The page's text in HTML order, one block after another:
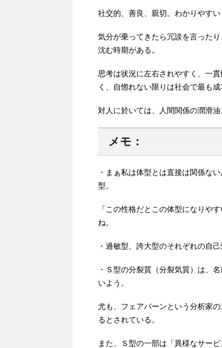
社交的、善良、親切。わかりやすい
気分が乗ってきたら冗談を言った
沈む時期がある。
思考は状況に左右されやすく、一
く、自惚れない限りは社会で最も
対人に於いては、人間関係の潤滑
メモ：
・まぁ私は体型とは直接は関係な
型。
「この性格だとこの体型になりや
ね。
・過敏型、誇大型のそれぞれの自
・Ｓ型の分裂質（分裂気質）は、
いよう。
尤も、フェアバーンという分析家
るとされている。
また、Ｓ型の一部は「異様なサー